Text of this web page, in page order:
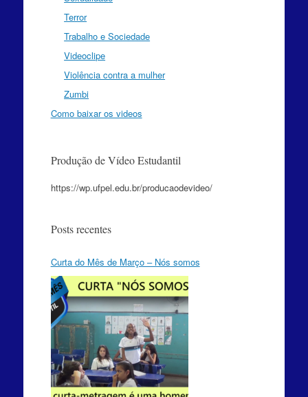
Terror
Trabalho e Sociedade
Videoclipe
Violência contra a mulher
Zumbi
Como baixar os videos
Produção de Vídeo Estudantil
https://wp.ufpel.edu.br/producaodevideo/
Posts recentes
Curta do Mês de Março – Nós somos